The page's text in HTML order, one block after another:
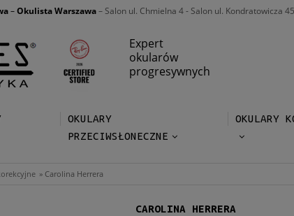
–Okulista Warszawa– Salon ul. Chmielna 4 - Salon ul. Kondratowicza 45
Expert
okularów
progresywnych
OKULARY
PRZECIWSŁONECZNE
OKULARY
» Carolina Herrera
CAROLINA HERRERA